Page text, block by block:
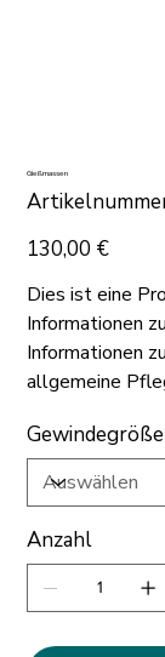
Gießmassen
Preis
130,00 €
Dies ist eine
Informationen
Informationen
allgemeine
Gewindegröße
Anzahl